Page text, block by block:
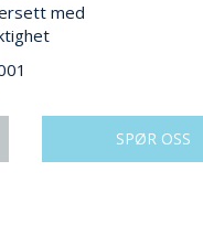
med
SPØR OSS